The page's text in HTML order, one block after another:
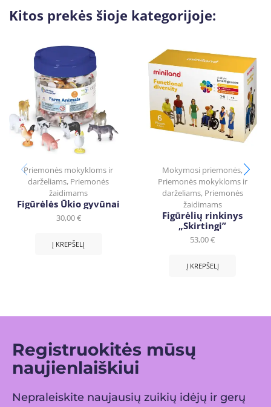
Kitos prekės šioje kategorijoje:
Priemonės mokykloms ir
darželiams, Priemonės
žaidimams
Figūrėlės Ūkio gyvūnai
30,00€
Į KREPŠELĮ
Mokymosi priemonės,
Priemonės mokykloms ir
darželiams, Priemonės
žaidimams
Figūrėlių rinkinys
„Skirtingi”
53,00€
Į KREPŠELĮ
Registruokitės mūsų
naujienlaiškiui
Nepraleiskite naujausių zuikių idėjų ir gerų